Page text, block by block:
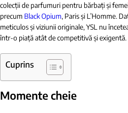
colecții de parfumuri pentru bărbați și
precum Black Opium, Paris și L’Homme.
meticulos și viziunii originale, YSL nu
într-o piață atât de competitivă și exigentă.
Cuprins
Momente cheie